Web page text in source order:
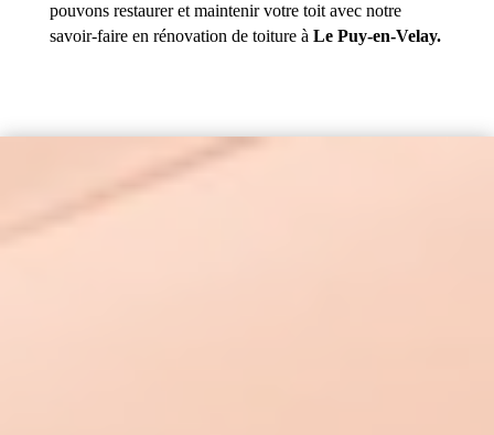
pouvons restaurer et maintenir votre toit avec notre
savoir-faire en rénovation de toiture à Le Puy-en-Velay.